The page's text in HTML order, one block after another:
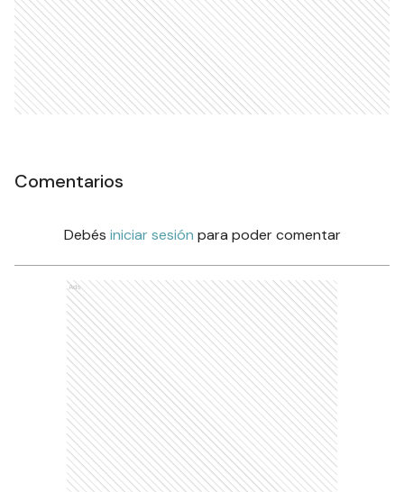
Comentarios
Debés iniciar sesión para poder comentar
Ads